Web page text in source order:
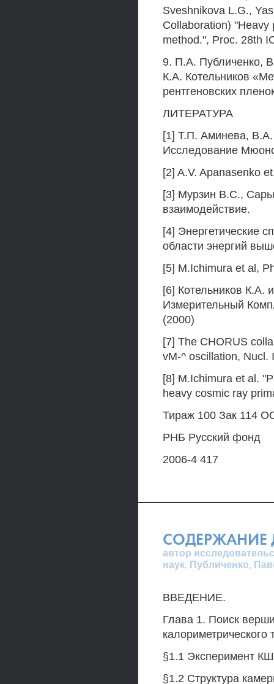
Sveshnikova L.G.,
Collaboration) "Heavy
method.", Proc. 28th
9. П.А. Публиченко,
К.А. Котельников
рентгеновских
ЛИТЕРАТУРА
[1] Т.П. Аминева,
Исследование
[2] A.V. Apanasenko
[3] Мурзин B.C.,
взаимодействие.
[4] Энергетические
области энергий
[5] M.Ichimura et al,
[6] Котельников К.А.
Измерительный
(2000)
[7] The CHORUS
vM-^ oscillation, Nucl.
[8] M.Ichimura et al.
heavy cosmic ray
Тираж 100 Зак 114
РНБ Русский фонд
2006-4 417
СОДЕРЖАНИЕ
автор
наук, Публиченко,
ВВЕДЕНИЕ.
Глава 1. Поиск
§1.1 Эксперимент
§1.2 Структура